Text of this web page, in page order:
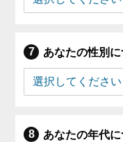
あなたの性別
あなたの年代